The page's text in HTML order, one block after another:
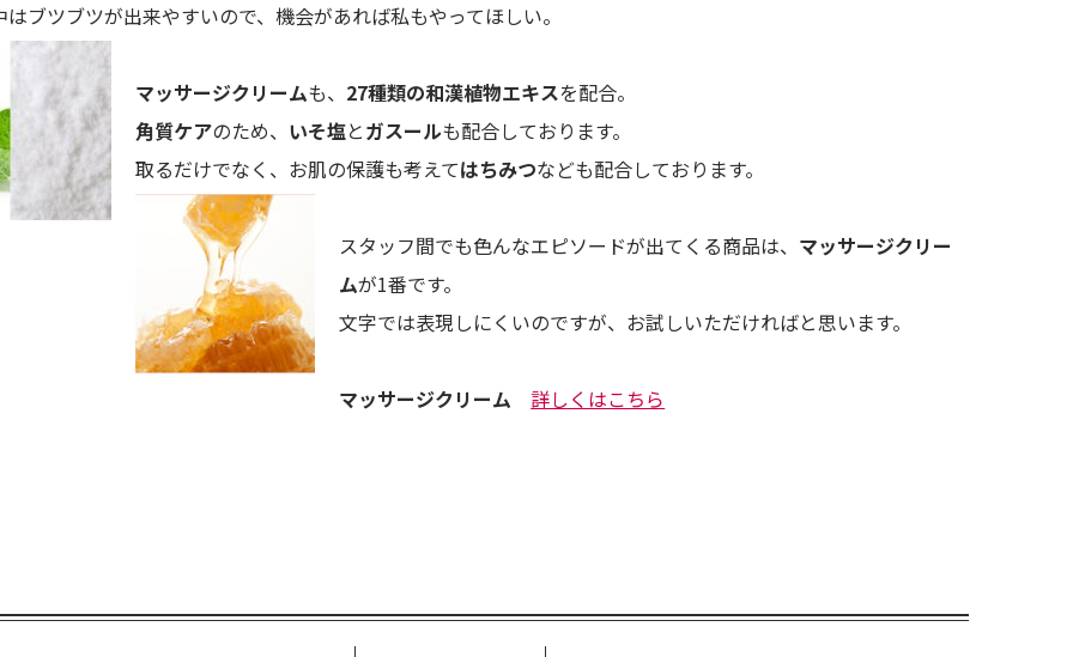
はブツブツが出来やすいので、機会があれば私もやってほしい。
マッサージクリームも、 27種類の和漢植物エキスを配合。
角質ケアのため、 いそ塩とガスールも配合しております。
取るだけでなく、お肌の保護も考えてはちみつなども配合しております。
スタッフ間でも色んなエピソードが出てくる商品は、 マッサージクリー
ムが1番です。
文字では表現しにくいのですが、お試しいただければと思います。
マッサージクリーム 詳しくはこちら